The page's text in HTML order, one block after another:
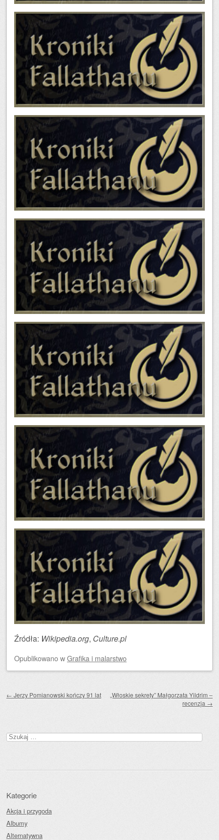
Źródła: Wikipedia.org, Culture.pl
OpublikowanowGrafika i malarstwo
← Jerzy Pomianowski kończy 91 lat
„Włoskie sekrety” Małgorzata Yildrim –
recenzja →
Szukaj:
Kategorie
Akcja i przygoda
Albumy
Alternatywna